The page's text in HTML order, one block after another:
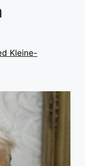
Kleine-